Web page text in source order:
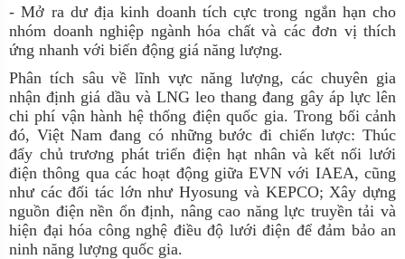
- Mở ra dư địa kinh doanh tích cực trong ngắn hạn cho
nhóm doanh nghiệp ngành hóa chất và các đơn vị thích
ứng nhanh với biến động giá năng lượng.
Phân tích sâu về lĩnh vực năng lượng, các chuyên gia
nhận định giá dầu và LNG leo thang đang gây áp lực lên
chi phí vận hành hệ thống điện quốc gia. Trong bối cảnh
đó, Việt Nam đang có những bước đi chiến lược: Thúc
đẩy chủ trương phát triển điện hạt nhân và kết nối lưới
điện thông qua các hoạt động giữa EVN với IAEA, cũng
như các đối tác lớn như Hyosung và KEPCO; Xây dựng
nguồn điện nền ổn định, nâng cao năng lực truyền tải và
hiện đại hóa công nghệ điều độ lưới điện để đảm bảo an
ninh năng lượng quốc gia.